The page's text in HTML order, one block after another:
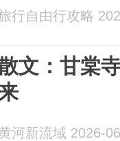
行自由行攻略
文：甘棠
河新流域 2026-